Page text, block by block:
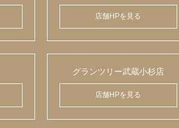
店舗HPを見る
グランツリー武蔵小杉店
店舗HPを見る